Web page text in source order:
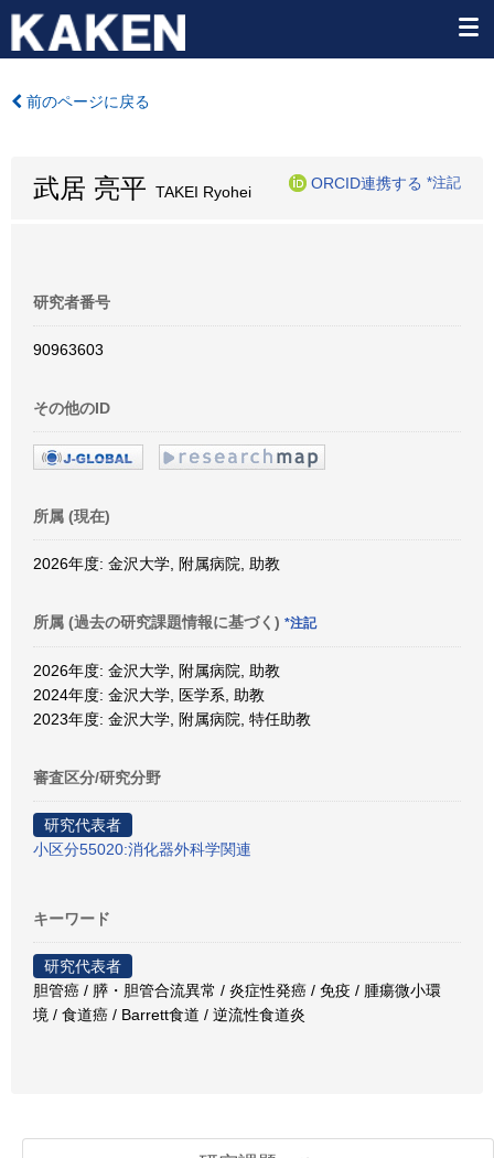
前のページに戻る
武居 亮平 TAKEI Ryohei
ORCID連携する *注記
研究者番号
90963603
その他のID
所属 (現在)
2026年度: 金沢大学, 附属病院, 助教
所属 (過去の研究課題情報に基づく) *注記
2026年度: 金沢大学, 附属病院, 助教
2024年度: 金沢大学, 医学系, 助教
2023年度: 金沢大学, 附属病院, 特任助教
審査区分/研究分野
研究代表者
小区分55020:消化器外科学関連
キーワード
研究代表者
胆管癌 / 膵・胆管合流異常 / 炎症性発癌 / 免疫 / 腫瘍微小環
境 / 食道癌 / Barrett食道 / 逆流性食道炎